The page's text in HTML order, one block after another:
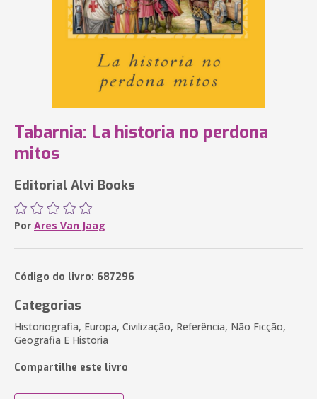
Tabarnia: La historia no perdona
mitos
Editorial Alvi Books
Por Ares Van Jaag
Código do livro: 687296
Categorias
Historiografia, Europa, Civilização, Referência, Não Ficção,
Geografia E Historia
Compartilhe este livro